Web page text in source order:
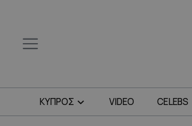
ΚΥΠΡΟΣ VIDEO CELEBS